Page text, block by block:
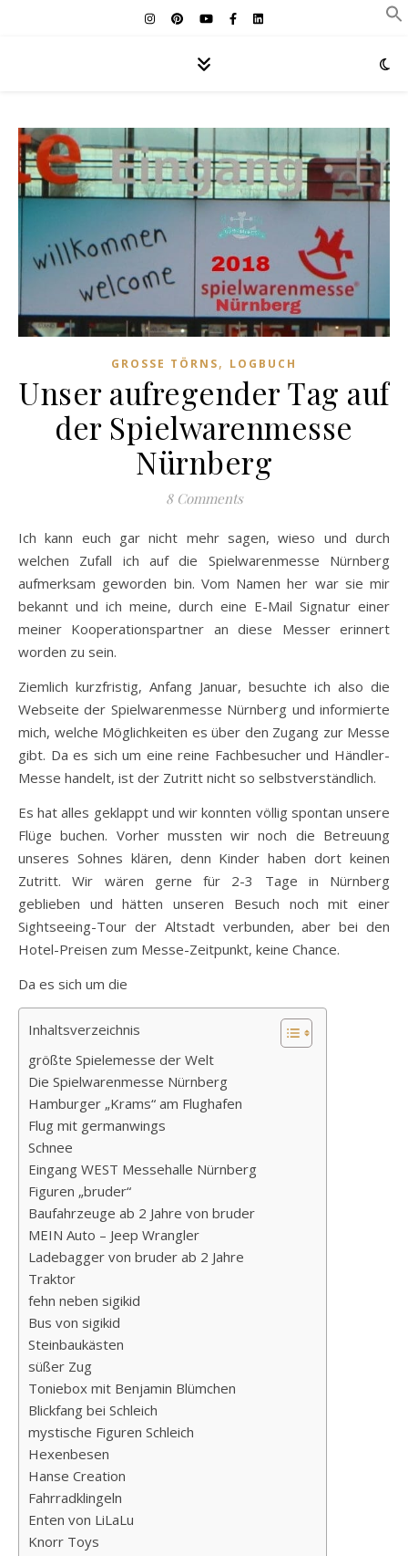
GROSSE TÖRNS , LOGBUCH
Unser aufregender Tag auf
der Spielwarenmesse
Nürnberg
8 Comments
Ich kann euch gar nicht mehr sagen, wieso und durch
welchen Zufall ich auf die Spielwarenmesse Nürnberg
aufmerksam geworden bin. Vom Namen her war sie mir
bekannt und ich meine, durch eine E-Mail Signatur einer
meiner Kooperationspartner an diese Messer erinnert
worden zu sein.
Ziemlich kurzfristig, Anfang Januar, besuchte ich also die
Webseite der Spielwarenmesse Nürnberg und informierte
mich, welche Möglichkeiten es über den Zugang zur Messe
gibt. Da es sich um eine reine Fachbesucher und Händler-
Messe handelt, ist der Zutritt nicht so selbstverständlich.
Es hat alles geklappt und wir konnten völlig spontan unsere
Flüge buchen. Vorher mussten wir noch die Betreuung
unseres Sohnes klären, denn Kinder haben dort keinen
Zutritt. Wir wären gerne für 2-3 Tage in Nürnberg
geblieben und hätten unseren Besuch noch mit einer
Sightseeing-Tour der Altstadt verbunden, aber bei den
Hotel-Preisen zum Messe-Zeitpunkt, keine Chance.
Da es sich um die
Inhaltsverzeichnis
größte Spielemesse der Welt
Die Spielwarenmesse Nürnberg
Hamburger „Krams“ am Flughafen
Flug mit germanwings
Schnee
Eingang WEST Messehalle Nürnberg
Figuren „bruder“
Baufahrzeuge ab 2 Jahre von bruder
MEIN Auto – Jeep Wrangler
Ladebagger von bruder ab 2 Jahre
Traktor
fehn neben sigikid
Bus von sigikid
Steinbaukästen
süßer Zug
Toniebox mit Benjamin Blümchen
Blickfang bei Schleich
mystische Figuren Schleich
Hexenbesen
Hanse Creation
Fahrradklingeln
Enten von LiLaLu
Knorr Toys